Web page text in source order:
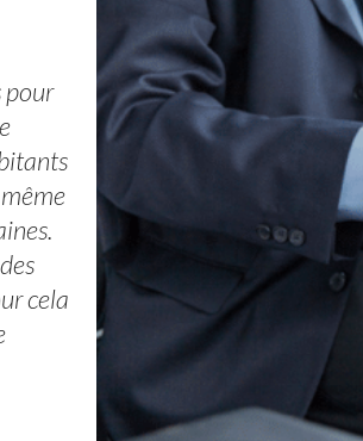
pour
cela